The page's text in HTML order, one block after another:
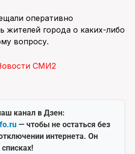
оперативно
жителей города о каких-либо
вопросу.
СМИ2
канал в Дзен:
— чтобы не остаться без
интернета. Он